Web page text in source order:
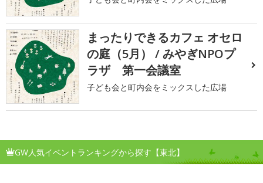
まったりできるカフェ オセロ
の庭（5月） / みやぎNPOプ
ラザ 第一会議室
子ども会と町内会をミックスした広場
GW人気イベントランキングから探す【東北】